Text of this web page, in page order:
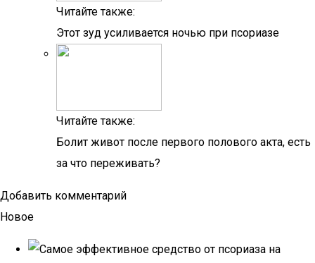
Читайте также:
Этот зуд усиливается ночью при псориазе
Читайте также:
Болит живот после первого полового акта, есть
за что переживать?
Добавить комментарий
Новое